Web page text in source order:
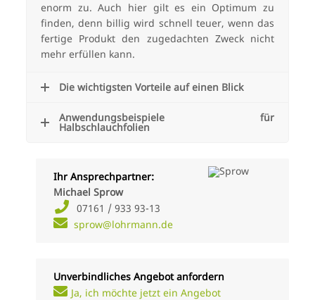
enorm zu. Auch hier gilt es ein Optimum zu
finden, denn billig wird schnell teuer, wenn das
fertige Produkt den zugedachten Zweck nicht
mehr erfüllen kann.
Die wichtigsten Vorteile auf einen Blick
Anwendungsbeispiele für
Halbschlauchfolien
Ihr Ansprechpartner:
Michael Sprow
07161 / 933 93-13
sprow@lohrmann.de
Unverbindliches Angebot anfordern
Ja, ich möchte jetzt ein Angebot